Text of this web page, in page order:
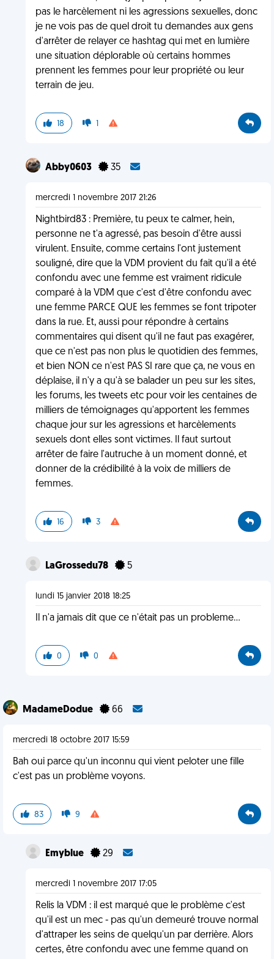
pas le harcèlement ni les agressions sexuelles, donc
je ne vois pas de quel droit tu demandes aux gens
d'arrêter de relayer ce hashtag qui met en lumière
une situation déplorable où certains hommes
prennent les femmes pour leur propriété ou leur
terrain de jeu.
18 1
Abby0603 35
mercredi 1 novembre 2017 21:26
Nightbird83 : Première, tu peux te calmer, hein,
personne ne t'a agressé, pas besoin d'être aussi
virulent. Ensuite, comme certains l'ont justement
souligné, dire que la VDM provient du fait qu'il a été
confondu avec une femme est vraiment ridicule
comparé à la VDM que c'est d'être confondu avec
une femme PARCE QUE les femmes se font tripoter
dans la rue. Et, aussi pour répondre à certains
commentaires qui disent qu'il ne faut pas exagérer,
que ce n'est pas non plus le quotidien des femmes,
et bien NON ce n'est PAS SI rare que ça, ne vous en
déplaise, il n'y a qu'à se balader un peu sur les sites,
les forums, les tweets etc pour voir les centaines de
milliers de témoignages qu'apportent les femmes
chaque jour sur les agressions et harcèlements
sexuels dont elles sont victimes. Il faut surtout
arrêter de faire l'autruche à un moment donné, et
donner de la crédibilité à la voix de milliers de
femmes.
16 3
LaGrossedu78 5
lundi 15 janvier 2018 18:25
Il n'a jamais dit que ce n'était pas un probleme...
0 0
MadameDodue 66
mercredi 18 octobre 2017 15:59
Bah oui parce qu'un inconnu qui vient peloter une fille
c'est pas un problème voyons.
83 9
Emyblue 29
mercredi 1 novembre 2017 17:05
Relis la VDM : il est marqué que le problème c'est
qu'il est un mec - pas qu'un demeuré trouve normal
d'attraper les seins de quelqu'un par derrière. Alors
certes, être confondu avec une femme quand on